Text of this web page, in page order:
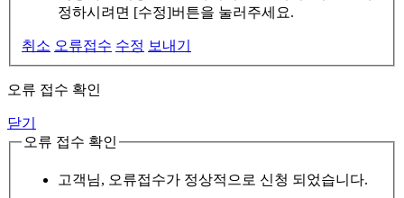
정하시려면 [수정]버튼을 눌러주세요.
취소 오류접수 수정 보내기
오류 접수 확인
닫기
오류 접수 확인
고객님, 오류접수가 정상적으로 신청 되었습니다.